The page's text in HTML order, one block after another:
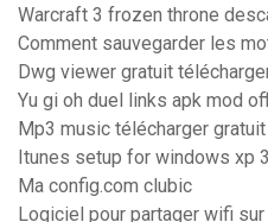
Warcraft 3 frozen throne
Comment sauvegarder les
Dwg viewer gratuit
Yu gi oh duel links apk mod
Mp3 music télécharger
Itunes setup for windows xp
Ma config.com clubic
Logiciel pour partager wifi